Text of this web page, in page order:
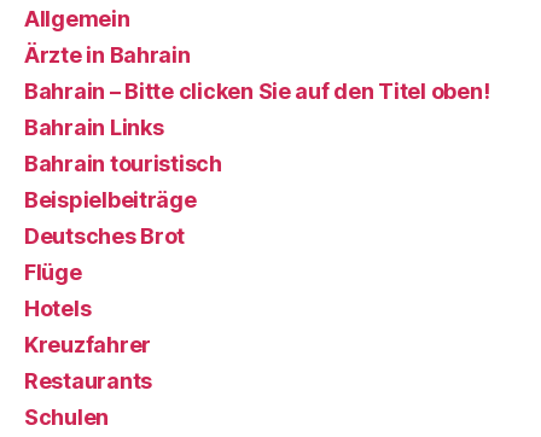
Allgemein
Ärzte in Bahrain
Bahrain – Bitte clicken Sie auf den Titel oben!
Bahrain Links
Bahrain touristisch
Beispielbeiträge
Deutsches Brot
Flüge
Hotels
Kreuzfahrer
Restaurants
Schulen